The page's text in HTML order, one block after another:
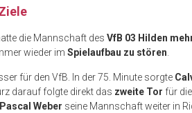
die Mannschaft des VfB 03 Hilden
wieder im Spielaufbau zu stören.
für den VfB. In der 75. Minute sorgte
darauf folgte direkt das zweite Tor für
Pascal Weber seine Mannschaft weiter in